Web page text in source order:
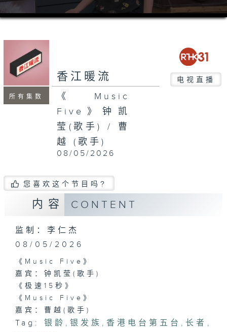
0
seconds
seconds
所有集数
香江暖流 电视直播
《Music
Five》钟凯
莹(歌手) / 曹
越 (歌手)
08/05/2026
您喜欢这个节目吗?
内容 CONTENT
监制：李仁杰
08/05/2026
《Music Five》
嘉宾：钟凯莹(歌手)
《极速15秒》
《Music Five》
嘉宾：曹越(歌手)
Tag: 银龄 , 银发族 , 香港电台第五台 , 长者 ,